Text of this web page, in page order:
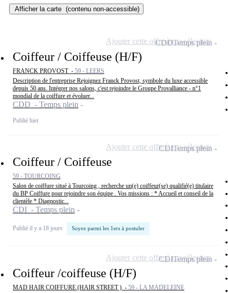
Afficher la carte (contenu non-accessible)
Coiffeur / Coiffeuse (H/F)
FRANCK PROVOST - 59 - LEERS
Description de l'entreprise Rejoignez Franck Provost, symbole du luxe accessible
depuis 50 ans. Intégrer nos salons, c'est rejoindre le Groupe Provalliance - n°1
mondial de la coiffure et évoluer...
CDD - Temps plein
Publié hier
CDDTemps plein
Ajouter cette offre à ma sélection
Coiffeur / Coiffeuse
59 - TOURCOING
Salon de coiffure situé à Tourcoing , recherche un(e) coiffeur(se) qualifié(e) titulaire
du BP Coiffure pour rejoindre son équipe . Vos missions : * Accueil et conseil de la
clientèle * Diagnostic...
CDI - Temps plein
Publié il y a 18 jours Soyez parmi les 1ers à postuler
CDITemps plein
Ajouter cette offre à ma sélection
Coiffeur /coiffeuse (H/F)
MAD HAIR COIFFURE (HAIR STREET ) - 59 - LA MADELEINE
CDITemps plein
Ajouter cette offre à ma sélection